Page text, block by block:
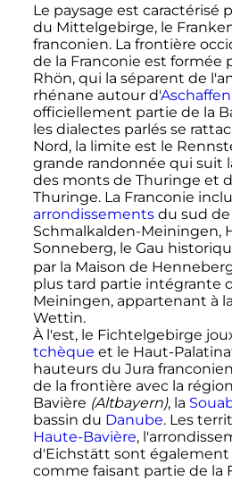
Le paysage est caractérisé
du Mittelgebirge, le
franconien. La frontière
de la Franconie est formée
Rhön, qui la séparent de
rhénane autour d'
officiellement partie de la
les dialectes parlés se
Nord, la limite est le
grande randonnée qui suit
des monts de Thuringe et
Thuringe. La Franconie
arrondissementsdu sud de
Schmalkalden-Meiningen,
Sonneberg, le Gau
par la Maison de
plus tard partie intégrante
Meiningen, appartenant à
Wettin.
À l'est, le Fichtelgebirge
tchèque et le Haut-
hauteurs du Jura
de la frontière avec la
Bavière (Altbayern), la
bassin du Danube. Les
Haute-Bavière,
d'Eichstätt sont également
comme faisant partie de la